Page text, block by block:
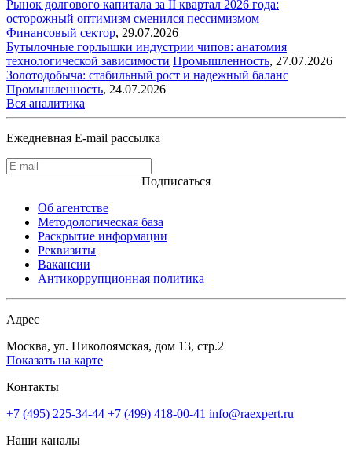
Рынок долгового капитала за II квартал 2026 года:
осторожный оптимизм сменился пессимизмом
Финансовый сектор, 29.07.2026
Бутылочные горлышки индустрии чипов: анатомия
технологической зависимости Промышленность, 27.07.2026
Золотодобыча: стабильный рост и надежный баланс
Промышленность, 24.07.2026
Вся аналитика
Ежедневная E-mail рассылка
Подписаться
Об агентстве
Методологическая база
Раскрытие информации
Реквизиты
Вакансии
Антикоррупционная политика
Адрес
Москва, ул. Николоямская, дом 13, стр.2
Показать на карте
Контакты
+7 (495) 225-34-44 +7 (499) 418-00-41 info@raexpert.ru
Наши каналы